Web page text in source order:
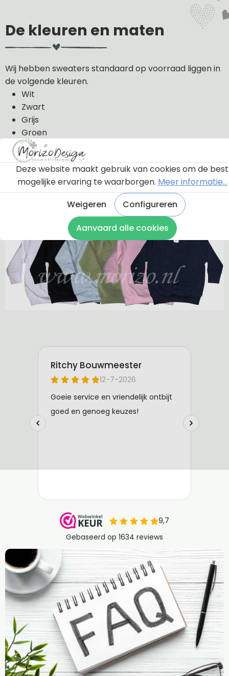
De kleuren en maten
Wij hebben sweaters standaard op voorraad liggen in
de volgende kleuren.
Wit
Zwart
Grijs
Groen
Licht roze
Donker blauw
De sweaters kunnen wij in de volgende maten uit
voorraad leveren: 56, 62, 68, 74, 80, 86, 92, 98 en 104.
De sweaters zijn van 100% katoen gemaakt.
Deze website maakt gebruik van cookies om de best
mogelijke ervaring te waarborgen. Meer informatie...
Weigeren
Configureren
Aanvaard alle cookies